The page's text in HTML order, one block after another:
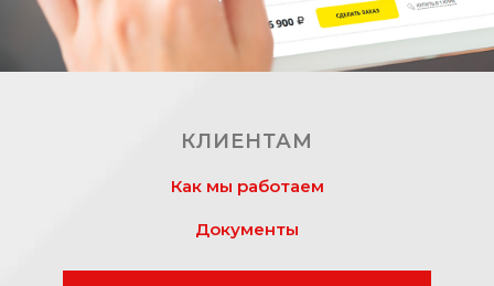
КЛИЕНТАМ
Как мы работаем
Документы